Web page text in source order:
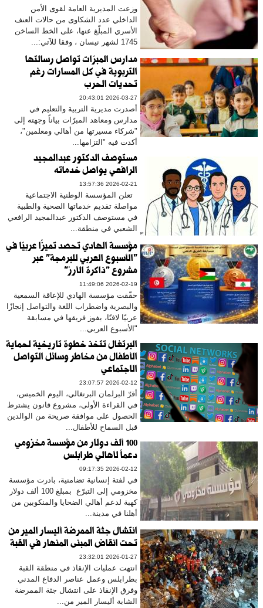
وزعت المديرية العامة لقوى الأمن
الداخلي عدد الشكاوى من حالات العنف
الأسري المبلّغ عنها، على الخط الساخن
1745 لشهر نيسان ، وفقا للآتي:...
مدارس المبرّات تواصل رسالتها
التربوية في كل المسارات رغم
تحديات الحرب
2026-03-27 20:43:01
أصدرت مديرية التربية والتعليم في
مدارس ومعاهد المبرّات بياناً وجهته إلى
"شركاء مسيرتها من أهالي ومعلمين"،
أكدت فيه "التزامها...
مستوصف الدكتور عبدالمجيد
الرافعي يواصل خدماته
2026-02-21 13:57:36
تعلن المؤسسة الوطنية الاجتماعية
مواصلة تقديم خدماتها الصحية والطبية
في مستوصف الدكتور عبدالمجيد الرافعي
الشعبي في منطقة...
مؤسسة الهادي تحصد تميزًا عربيًا في
"الأسبوع العربي للبرمجة" عبر
مشروع "ذاكرة الأرز"
2026-02-19 11:49:06
حقّقت مؤسسة الهادي للإعاقة السمعية
والبصرية واضطراب اللغة والتواصل إنجازًا
عربيًا لافتًا، بفوز فريقها في مسابقة
"الأسبوع العربي...
البرتغال تتخذ خطوة تاريخية لحماية
الأطفال من مخاطر وسائل التواصل
الاجتماعي
2026-02-12 23:07:57
أقرّ البرلمان البرتغالي، اليوم الخميس،
في القراءة الأولى، مشروع قانون يشترط
الحصول على موافقة صريحة من الوالدين
قبل السماح للأطفال...
100 ألف دولار من مؤسسة مخزومي
دعماً لأهالي طرابلس
2026-02-12 09:17:35
في لفتة إنسانية تضامنية، بادرت مؤسسة
مخزومي إلى التبرّع بمبلغ 100 ألف دولار
كهبة لدعم أهالي الضحايا والمنكوبين من
أهلنا في مدينة...
انتشال جثة الممرضة أليسار المير من
تحت انقاض المبنى المنهار في القبة
2026-01-27 23:32:01
انتهت عمليات الإنقاذ في منطقة القبة
بطرابلس وعمل عناصر الدفاع المدني
وفرق الإنقاذ على انتشال جثة الممرضة
الشابة أليسار المير من...